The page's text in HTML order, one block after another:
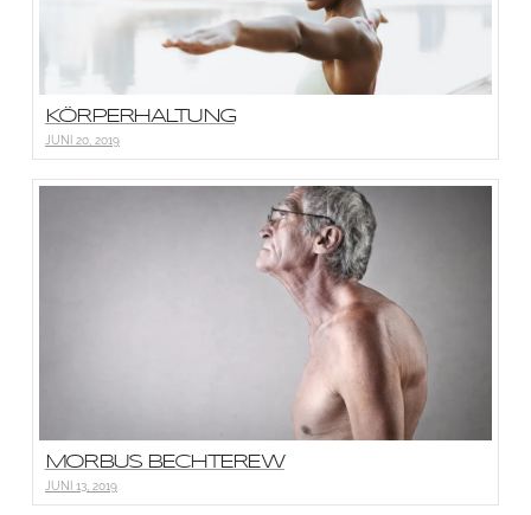
KÖRPERHALTUNG
JUNI 20, 2019
MORBUS BECHTEREW
JUNI 13, 2019